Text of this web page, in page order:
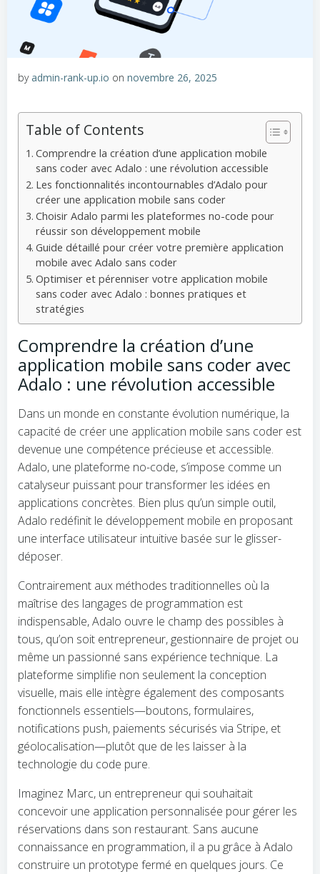
byadmin-rank-up.io on novembre 26, 2025
Table of Contents
Comprendre la création d’une application mobile
sans coder avec Adalo : une révolution accessible
Les fonctionnalités incontournables d’Adalo pour
créer une application mobile sans coder
Choisir Adalo parmi les plateformes no-code pour
réussir son développement mobile
Guide détaillé pour créer votre première application
mobile avec Adalo sans coder
Optimiser et pérenniser votre application mobile
sans coder avec Adalo : bonnes pratiques et
stratégies
Comprendre la création d’une
application mobile sans coder avec
Adalo : une révolution accessible
Dans un monde en constante évolution numérique, la
capacité de créer une application mobile sans coder est
devenue une compétence précieuse et accessible.
Adalo, une plateforme no-code, s’impose comme un
catalyseur puissant pour transformer les idées en
applications concrètes. Bien plus qu’un simple outil,
Adalo redéfinit le développement mobile en proposant
une interface utilisateur intuitive basée sur le glisser-
déposer.
Contrairement aux méthodes traditionnelles où la
maîtrise des langages de programmation est
indispensable, Adalo ouvre le champ des possibles à
tous, qu’on soit entrepreneur, gestionnaire de projet ou
même un passionné sans expérience technique. La
plateforme simplifie non seulement la conception
visuelle, mais elle intègre également des composants
fonctionnels essentiels—boutons, formulaires,
notifications push, paiements sécurisés via Stripe, et
géolocalisation—plutôt que de les laisser à la
technologie du code pure.
Imaginez Marc, un entrepreneur qui souhaitait
concevoir une application personnalisée pour gérer les
réservations dans son restaurant. Sans aucune
connaissance en programmation, il a pu grâce à Adalo
construire un prototype fermé en quelques jours. Ce